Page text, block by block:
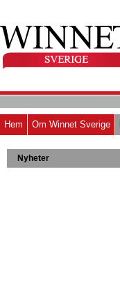
Hem Om Winnet Sverige
Nyheter